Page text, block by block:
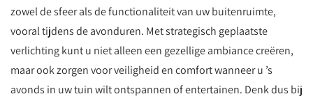
zowel de sfeer als de functionaliteit van uw buitenruimte,
vooral tijdens de avonduren. Met strategisch geplaatste
verlichting kunt u niet alleen een gezellige ambiance creëren,
maar ook zorgen voor veiligheid en comfort wanneer u ’s
avonds in uw tuin wilt ontspannen of entertainen. Denk dus bij